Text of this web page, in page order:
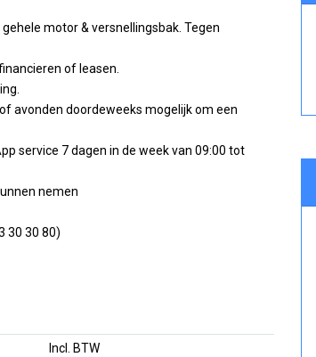
motor & versnellingsbak. Tegen
of leasen.
avonden doordeweeks mogelijk om een
service 7 dagen in de week van 09:00 tot
nemen
30 30 80)
Incl. BTW